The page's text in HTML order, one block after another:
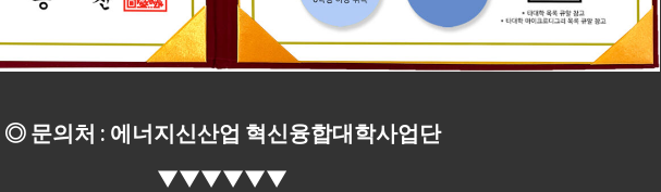
◎ 문의처 : 에너지신산업 혁신융합대학사업단
▼▼▼▼▼▼